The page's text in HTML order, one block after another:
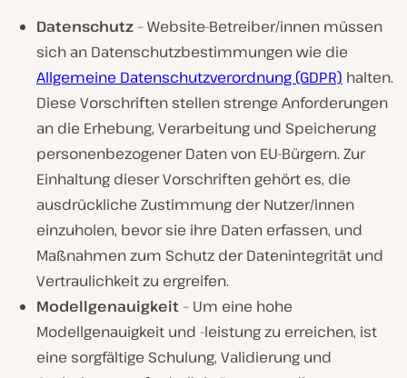
Datenschutz– Website-Betreiber/innen müssen
sich an Datenschutzbestimmungen wie die
Allgemeine Datenschutzverordnung (GDPR) halten.
Diese Vorschriften stellen strenge Anforderungen
an die Erhebung, Verarbeitung und Speicherung
personenbezogener Daten von EU-Bürgern. Zur
Einhaltung dieser Vorschriften gehört es, die
ausdrückliche Zustimmung der Nutzer/innen
einzuholen, bevor sie ihre Daten erfassen, und
Maßnahmen zum Schutz der Datenintegrität und
Vertraulichkeit zu ergreifen.
Modellgenauigkeit– Um eine hohe
Modellgenauigkeit und -leistung zu erreichen, ist
eine sorgfältige Schulung, Validierung und